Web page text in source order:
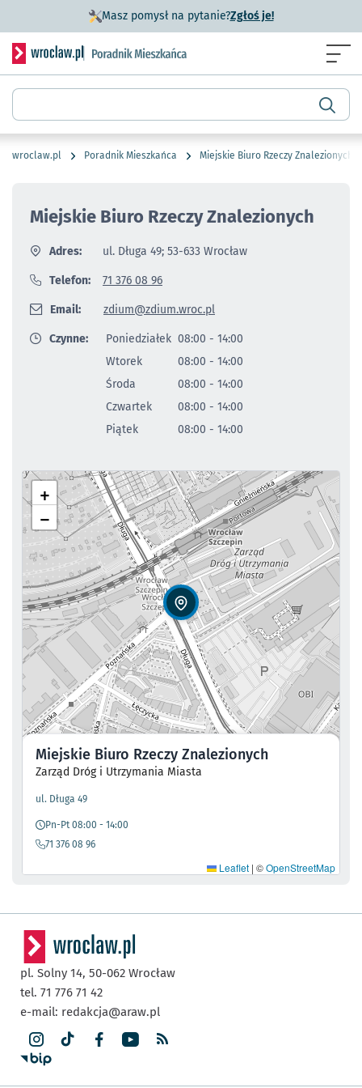
Masz pomysł na pytanie?Zgłoś je!- otworzy się w
Serwis informacyjny wroclaw.pl podserwis: Poradnik
Wyszukiwarka
wroclaw.pl Poradnik Mieszkańca Miejskie Biuro Rzeczy Znalezionych
Miejskie Biuro Rzeczy Znalezionych
Adres: ul. Długa 49; 53-633 Wrocław
Telefon: 71 376 08 96
Email: zdium@zdium.wroc.pl
Czynne: Poniedziałek 08:00 - 14:00
Wtorek
08:00 - 14:00
Środa
08:00 - 14:00
Czwartek
08:00 - 14:00
Piątek
08:00 - 14:00
+
−
Leaflet | ©OpenStreetMap
Miejskie Biuro Rzeczy Znalezionych
Zarząd Dróg i Utrzymania Miasta
ul. Długa 49- otworzy się w nowej karcie
Pn-Pt 08:00 - 14:00
71 376 08 96
pl. Solny 14, 50-062 Wrocław
tel. 71 776 71 42
e-mail: redakcja@araw.pl